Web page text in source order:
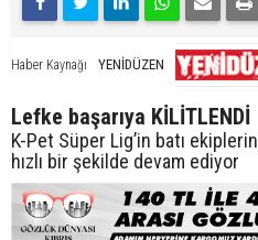
Haber Kaynağı YENİDÜZEN
Lefke başarıya KİLİTLENDİ
K-Pet Süper Lig’in batı
hızlı bir şekilde devam ediyor